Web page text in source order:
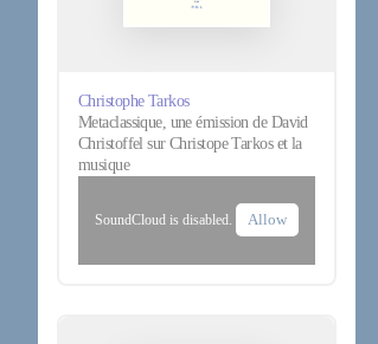
Christophe Tarkos
Metaclassique, une émission de David
Christoffel sur Christope Tarkos et la
musique
SoundCloud is disabled. Allow